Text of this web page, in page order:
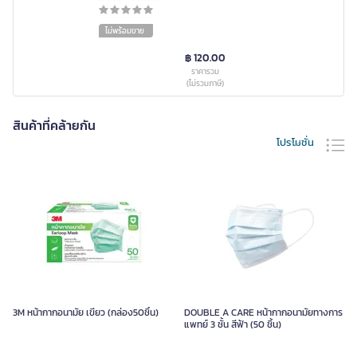
ไม่พร้อมขาย
฿ 120.00
ราคารวม
(ไม่รวมภาษี)
สินค้าที่คล้ายกัน
โปรโมชั่น
3M หน้ากากอนามัย เขียว (กล่อง50ชิ้น)
DOUBLE A CARE หน้ากากอนามัยทางการ
แพทย์ 3 ชั้น สีฟ้า (50 ชิ้น)